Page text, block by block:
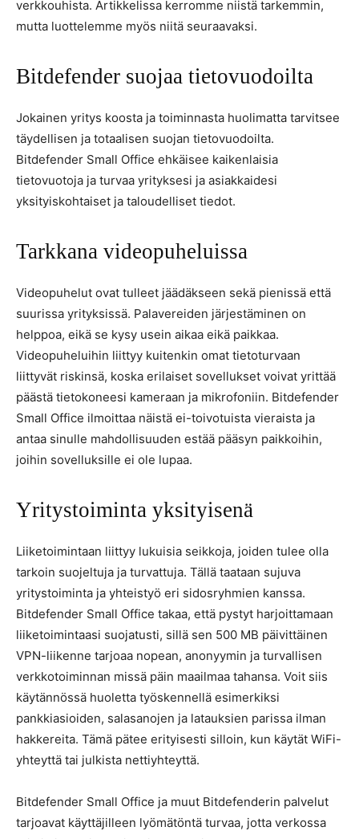
verkkouhista. Artikkelissa kerromme niistä tarkemmin,
mutta luottelemme myös niitä seuraavaksi.
Bitdefender suojaa tietovuodoilta
Jokainen yritys koosta ja toiminnasta huolimatta tarvitsee
täydellisen ja totaalisen suojan tietovuodoilta.
Bitdefender Small Office ehkäisee kaikenlaisia
tietovuotoja ja turvaa yrityksesi ja asiakkaidesi
yksityiskohtaiset ja taloudelliset tiedot.
Tarkkana videopuheluissa
Videopuhelut ovat tulleet jäädäkseen sekä pienissä että
suurissa yrityksissä. Palavereiden järjestäminen on
helppoa, eikä se kysy usein aikaa eikä paikkaa.
Videopuheluihin liittyy kuitenkin omat tietoturvaan
liittyvät riskinsä, koska erilaiset sovellukset voivat yrittää
päästä tietokoneesi kameraan ja mikrofoniin. Bitdefender
Small Office ilmoittaa näistä ei-toivotuista vieraista ja
antaa sinulle mahdollisuuden estää pääsyn paikkoihin,
joihin sovelluksille ei ole lupaa.
Yritystoiminta yksityisenä
Liiketoimintaan liittyy lukuisia seikkoja, joiden tulee olla
tarkoin suojeltuja ja turvattuja. Tällä taataan sujuva
yritystoiminta ja yhteistyö eri sidosryhmien kanssa.
Bitdefender Small Office takaa, että pystyt harjoittamaan
liiketoimintaasi suojatusti, sillä sen 500 MB päivittäinen
VPN-liikenne tarjoaa nopean, anonyymin ja turvallisen
verkkotoiminnan missä päin maailmaa tahansa. Voit siis
käytännössä huoletta työskennellä esimerkiksi
pankkiasioiden, salasanojen ja latauksien parissa ilman
hakkereita. Tämä pätee erityisesti silloin, kun käytät WiFi-
yhteyttä tai julkista nettiyhteyttä.
Bitdefender Small Office ja muut Bitdefenderin palvelut
tarjoavat käyttäjilleen lyömätöntä turvaa, jotta verkossa